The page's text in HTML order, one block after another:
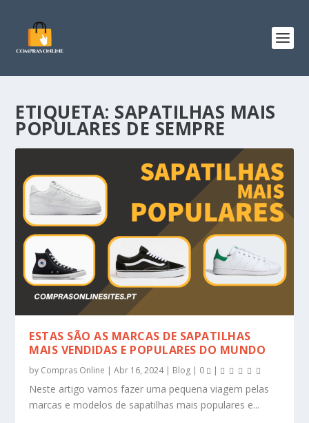
ETIQUETA: SAPATILHAS MAIS
POPULARES DE SEMPRE
ESTAS SÃO AS MARCAS DE SAPATILHAS
MAIS VENDIDAS E POPULARES DO MUNDO
by Compras Online |Abr 16, 2024| Blog | 0 |
Neste artigo vamos fazer uma pequena viagem pelas
marcas e modelos de sapatilhas mais populares e...